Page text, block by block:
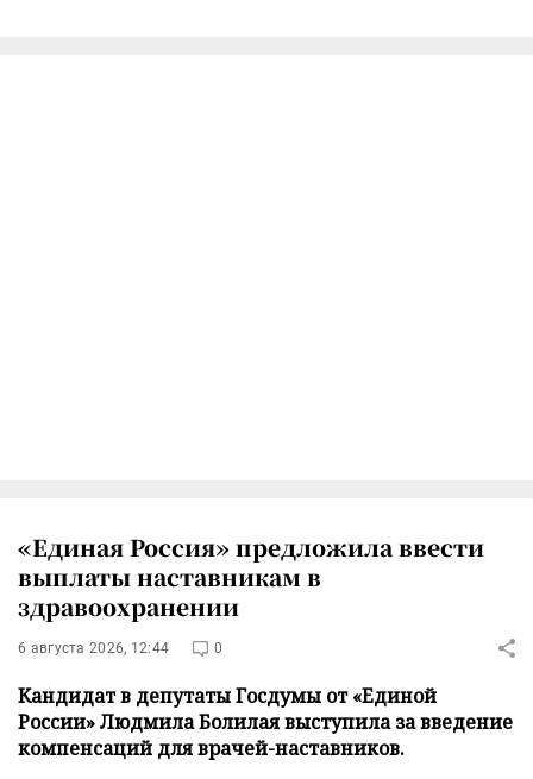
«Единая Россия» предложила ввести
выплаты наставникам в
здравоохранении
6 августа 2026, 12:44 0
Кандидат в депутаты Госдумы от «Единой
России» Людмила Болилая выступила за введение
компенсаций для врачей-наставников.